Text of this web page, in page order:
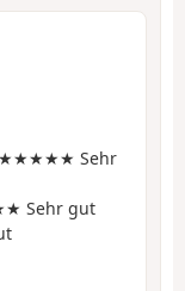
Sehr
Sehr gut